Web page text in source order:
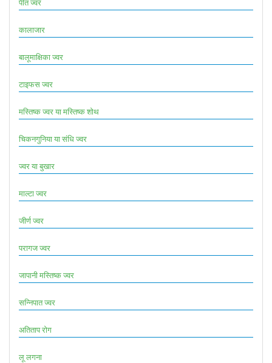
पीत ज्वर
कालाजार
बालूमाक्षिका ज्वर
टाइफस ज्वर
मस्तिष्क ज्वर या मस्तिष्क शोथ
चिकनगुनिया या संधि ज्वर
ज्वर या बुखार
माल्टा ज्वर
जीर्ण ज्वर
परागज ज्वर
जापानी मस्तिष्क ज्वर
सन्निपात ज्वर
अतिताप रोग
लू लगना